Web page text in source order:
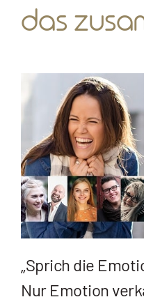
das
„Sprich die
Nur Emotion